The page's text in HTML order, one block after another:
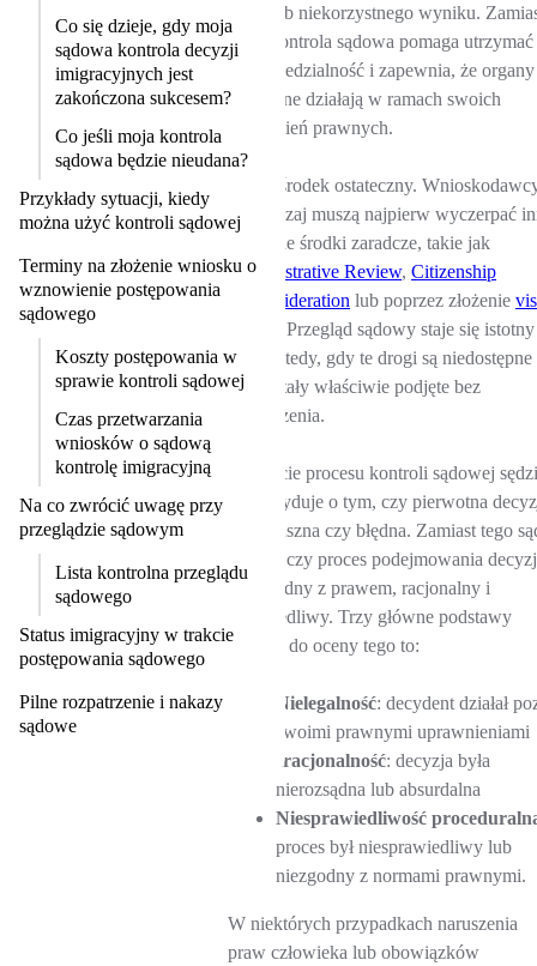
Co się dzieje, gdy moja
sądowa kontrola decyzji
imigracyjnych jest
zakończona sukcesem?
Co jeśli moja kontrola
sądowa będzie nieudana?
Przykłady sytuacji, kiedy
można użyć kontroli sądowej
Terminy na złożenie wniosku o
wznowienie postępowania
sądowego
Koszty postępowania w
sprawie kontroli sądowej
Czas przetwarzania
wniosków o sądową
kontrolę imigracyjną
Na co zwrócić uwagę przy
przeglądzie sądowym
Lista kontrolna przeglądu
sądowego
Status imigracyjny w trakcie
postępowania sądowego
Pilne rozpatrzenie i nakazy
sądowe
wizy lub niekorzystnego wyniku.
tego, kontrola sądowa pomaga utrzymać
odpowiedzialność i zapewnia, że organy
publiczne działają w ramach swoich
uprawnień prawnych.
Jest to środek ostateczny.
zazwyczaj muszą najpierw wyczerpać
dostępne środki zaradcze, takie jak
Administrative Review, Citizenship
Reconsideration lub poprzez złożenie
. Przegląd sądowy staje się istotny
tylko wtedy, gdy te drogi są niedostępne
lub zostały właściwie podjęte bez
powodzenia.
W trakcie procesu kontroli sądowej
nie decyduje o tym, czy pierwotna
była słuszna czy błędna. Zamiast tego
ocenia, czy proces podejmowania
był zgodny z prawem, racjonalny i
sprawiedliwy. Trzy główne podstawy
prawne do oceny tego to:
Nielegalność: decydent działał
swoimi prawnymi uprawnieniami
Iracjonalność: decyzja była
nierozsądna lub absurdalna
Niesprawiedliwość
proces był niesprawiedliwy lub
niezgodny z normami prawnymi.
W niektórych przypadkach naruszenia
praw człowieka lub obowiązków